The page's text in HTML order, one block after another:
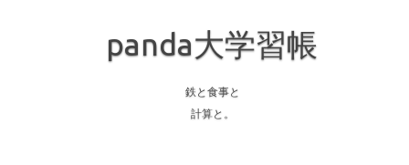
panda大学習帳
鉄と食事と
計算と。